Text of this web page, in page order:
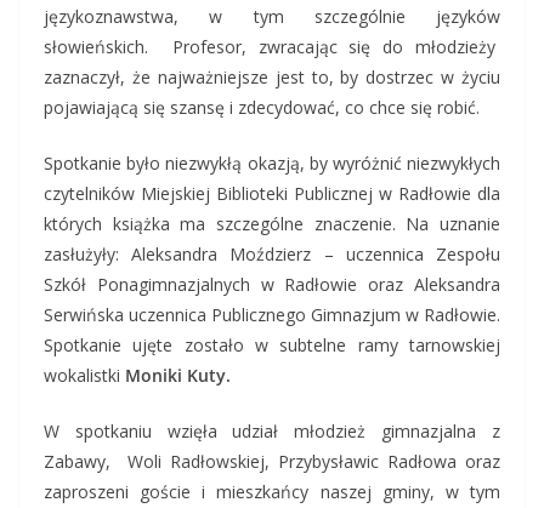
językoznawstwa, w tym szczególnie języków
słowieńskich. Profesor, zwracając się do młodzieży
zaznaczył, że najważniejsze jest to, by dostrzec w życiu
pojawiającą się szansę i zdecydować, co chce się robić.
Spotkanie było niezwykłą okazją, by wyróżnić niezwykłych
czytelników Miejskiej Biblioteki Publicznej w Radłowie dla
których książka ma szczególne znaczenie. Na uznanie
zasłużyły: Aleksandra Moździerz – uczennica Zespołu
Szkół Ponagimnazjalnych w Radłowie oraz Aleksandra
Serwińska uczennica Publicznego Gimnazjum w Radłowie.
Spotkanie ujęte zostało w subtelne ramy tarnowskiej
wokalistki Moniki Kuty.
W spotkaniu wzięła udział młodzież gimnazjalna z
Zabawy, Woli Radłowskiej, Przybysławic Radłowa oraz
zaproszeni goście i mieszkańcy naszej gminy, w tym